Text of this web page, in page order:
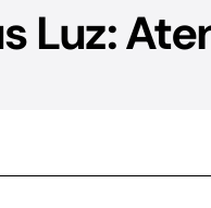
Luz: